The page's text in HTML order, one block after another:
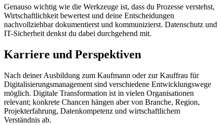
Genauso wichtig wie die Werkzeuge ist, dass du Prozesse verstehst,
Wirtschaftlichkeit bewertest und deine Entscheidungen
nachvollziehbar dokumentierst und kommunizierst. Datenschutz und
IT-Sicherheit denkst du dabei durchgehend mit.
Karriere und Perspektiven
Nach deiner Ausbildung zum Kaufmann oder zur Kauffrau für
Digitalisierungsmanagement sind verschiedene Entwicklungswege
möglich. Digitale Transformation ist in vielen Organisationen
relevant; konkrete Chancen hängen aber von Branche, Region,
Projekterfahrung, Datenkompetenz und wirtschaftlichem
Verständnis ab.